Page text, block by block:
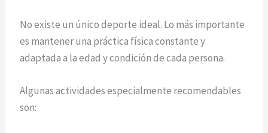
No existe un único deporte ideal. Lo más importante
es mantener una práctica física constante y
adaptada a la edad y condición de cada persona.
Algunas actividades especialmente recomendables
son: